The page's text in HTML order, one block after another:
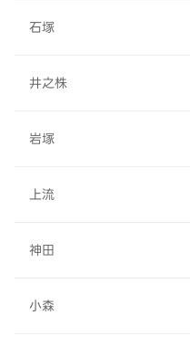
石塚
井之株
岩塚
上流
神田
小森